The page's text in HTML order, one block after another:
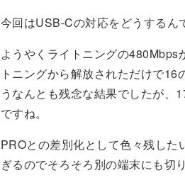
今回はUSB-Cの対応をどうするん
ようやくライトニングの
トニングから解放されただけで
うなんとも残念な結果でしたが
ですね。
PROとの差別化として色々残し
ぎるのでそろそろ別の端末にも切